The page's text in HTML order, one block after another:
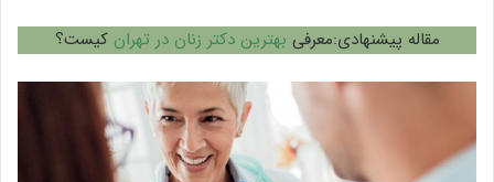
مقاله پیشنهادی:معرفی بهترین دکتر زنان در تهران کیست؟